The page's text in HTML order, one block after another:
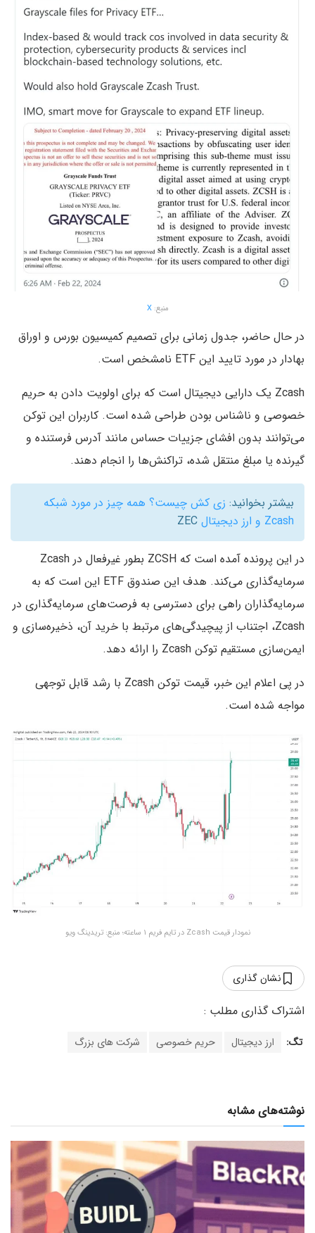
منبع:X
در حال حاضر، جدول زمانی برای تصمیم کمیسیون بورس و اوراق
بهادار در مورد تایید این ETF نامشخص است.
Zcash یک دارایی دیجیتال است که برای اولویت دادن به حریم
خصوصی و ناشناس بودن طراحی شده است. کاربران این توکن
می‌توانند بدون افشای جزییات حساس مانند آدرس فرستنده و
گیرنده یا مبلغ منتقل شده، تراکنش‌ها را انجام دهند.
بیشتر بخوانید: زی کش چیست؟ همه چیز در مورد شبکه
Zcash و ارز دیجیتال
در این پرونده آمده است که ZCSH بطور غیرفعال در Zcash
سرمایه‌گذاری می‌کند. هدف این صندوق ETF این است که به
سرمایه‌گذاران راهی برای دسترسی به فرصت‌های سرمایه‌گذاری در
Zcash، اجتناب از پیچیدگی‌های مرتبط با خرید آن، ذخیره‌سازی و
ایمن‌سازی مستقیم توکن Zcash را ارائه دهد.
در پی اعلام این خبر، قیمت توکن Zcash با رشد قابل توجهی
مواجه شده است.
نمودار قیمت Zcash در تایم فریم ۱ ساعته؛ منبع: تریدینگ ویو
نشان گذاری
تگ: ارز دیجیتال حریم خصوصی شرکت های بزرگ
نوشته‌های مشابه